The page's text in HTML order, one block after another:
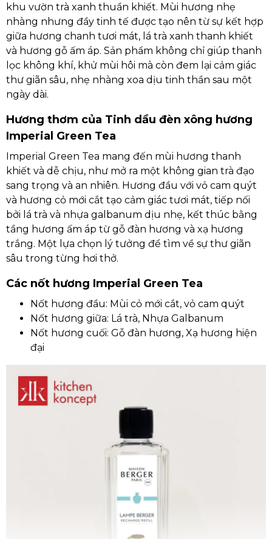
khu vườn trà xanh thuần khiết. Mùi hương nhẹ
nhàng nhưng đầy tinh tế được tạo nên từ sự kết hợp
giữa hương chanh tươi mát, lá trà xanh thanh khiết
và hương gỗ ấm áp. Sản phẩm không chỉ giúp thanh
lọc không khí, khử mùi hôi mà còn đem lại cảm giác
thư giãn sâu, nhẹ nhàng xoa dịu tinh thần sau một
ngày dài.
Hương thơm của Tinh dầu đèn xông hương
Imperial Green Tea
Imperial Green Tea mang đến mùi hương thanh
khiết và dễ chịu, như mở ra một không gian trà đạo
sang trọng và an nhiên. Hương đầu với vỏ cam quýt
và hương cỏ mới cắt tạo cảm giác tươi mát, tiếp nối
bởi lá trà và nhựa galbanum dịu nhẹ, kết thúc bằng
tầng hương ấm áp từ gỗ đàn hương và xạ hương
trắng. Một lựa chọn lý tưởng để tìm về sự thư giãn
sâu trong từng hơi thở.
Các nốt hương Imperial Green Tea
Nốt hương đầu: Mùi cỏ mới cắt, vỏ cam quýt
Nốt hương giữa: Lá trà, Nhựa Galbanum
Nốt hương cuối: Gỗ đàn hương, Xạ hương hiện
đại